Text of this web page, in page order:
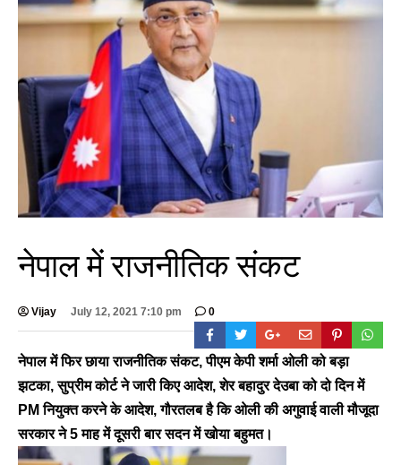
नेपाल में राजनीतिक संकट
Vijay July 12, 2021 7:10 pm 0
नेपाल में फिर छाया राजनीतिक संकट, पीएम केपी शर्मा ओली को बड़ा
झटका, सुप्रीम कोर्ट ने जारी किए आदेश, शेर बहादुर देउबा को दो दिन में
PM नियुक्त करने के आदेश, गौरतलब है कि ओली की अगुवाई वाली मौजूदा
सरकार ने 5 माह में दूसरी बार सदन में खोया बहुमत।
BREAKING NEWS
जयपुर से दुनिया को भारत